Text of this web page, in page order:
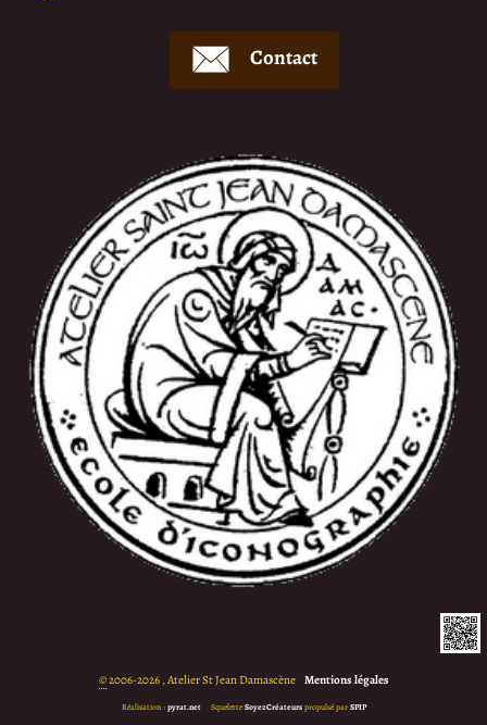
Contact
©2006-2026 , Atelier St Jean Damascène • Mentions légales
Réalisation :pyrat.net • SqueletteSoyezCréateurspropulsé parSPIP